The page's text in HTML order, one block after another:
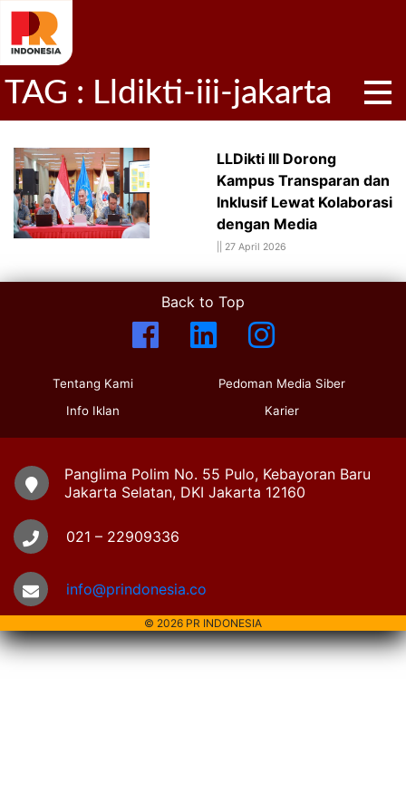
TAG : Lldikti-iii-jakarta
LLDikti III Dorong
Kampus Transparan dan
Inklusif Lewat Kolaborasi
dengan Media
27 April 2026
Back to Top
Tentang Kami
Info Iklan
Pedoman Media Siber
Karier
Panglima Polim No. 55 Pulo, Kebayoran Baru
Jakarta Selatan, DKI Jakarta 12160
021 – 22909336
info@prindonesia.co
© 2026 PR INDONESIA